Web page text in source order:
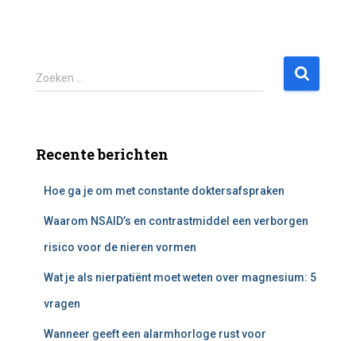
Z
o
n
Zoeken …
Recente berichten
Hoe ga je om met constante doktersafspraken
Waarom NSAID’s en contrastmiddel een verborgen
risico voor de nieren vormen
Wat je als nierpatiënt moet weten over magnesium: 5
vragen
Wanneer geeft een alarmhorloge rust voor